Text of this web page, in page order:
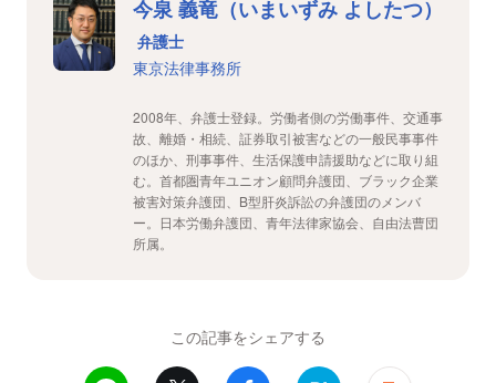
今泉 義竜（いまいずみ よしたつ）
弁護士
東京法律事務所
2008年、弁護士登録。労働者側の労働事件、交通事
故、離婚・相続、証券取引被害などの一般民事事件
のほか、刑事事件、生活保護申請援助などに取り組
む。首都圏青年ユニオン顧問弁護団、ブラック企業
被害対策弁護団、B型肝炎訴訟の弁護団のメンバ
ー。日本労働弁護団、青年法律家協会、自由法曹団
所属。
この記事をシェアする